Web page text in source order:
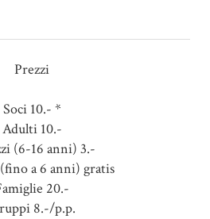
Prezzi
Soci 10.- *
Adulti 10.-
(6-16 anni) 3.-
a 6 anni) gratis
20.-
8.-/p.p.